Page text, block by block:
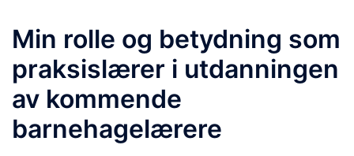
Min rolle og betydning som
praksislærer i utdanningen
av kommende
barnehagelærere